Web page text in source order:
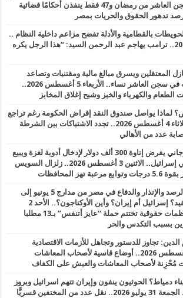
2026.. 1090 معتقلة بسجن العاشر من رمضان و47 فقط ينفذن أحكامًا قضائية
تدهور الحقوق والحريات بمصر
الحويطات بالقطامية والأدلة تفضح مزاعم داخلية النظام ..
الخميس 6 أغسطس 2026.. ترامب يهاجم عبد الرحمن السيد: “هذا الرجل يكره
المعتقلين ويسرق مبالغ مالية ومقتنيات وتصاعد
الانتهاكات ضد المعتقلات في سجن العاشر نساء.. الأربعاء 5 أغسطس 2026..
الطعام والكهرباء والخبز وشبح إغلاق المخابز
لماذا يواصل صندوق النقد إقراض الحكومة رغم تراجع
مؤشرات الاقتصاد؟.. الثلاثاء 4 أغسطس 2026.. تجدد الاشتباكات بين الشرطة
عدد من الأهالي
“تجارة بالدم والألم”العرجاني يفرض إتاوة 300 ألف دولار لإدخال أدوية لغزة ويبيع
الوقود بأضعاف سعره في إسرائيل.. الاثنين 3 أغسطس 2026.. زلزال السويس
المحافظات
المسيّرة تعيد فتح ملف الرصد والإنذار والدفاع في مصر من مدارج 5 يونيو إلى
ميناء دمياط ومن المستفيد؟ إسرائيل أم إيران؟ وأين الأوكتاجون؟.. الأحد 2
أغسطس 2026م.. 8 منظمات حقوقية تختتم حملة “عايز أتنفس” بـ13 مطلبا
بسبب التكدس والحر
تجاوز للدستور وتجاهل للأزمات الاقتصادية
والمعيشية.. السبت 1 أغسطس 2026.. أوضاع قاسية لأصحاب المعاشات
الحوثيون ينفون وإيران تتهم اسرائيل وبروز
اسم أوكرانيا والإمارات.. الجمعة 31 يوليو 2026.. نقل عدد من المختفين قسريًّا